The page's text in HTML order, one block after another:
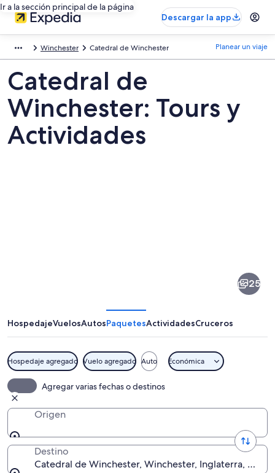
Ir a la sección principal de la página
Descargar la app
Winchester Catedral de Winchester Planear un viaje
Catedral de
Winchester: Tours y
Actividades
25
HospedajeVuelosAutosPaquetesActividadesCruceros
Hospedaje agregado Vuelo agregado Auto Económica
Agregar varias fechas o destinos
Origen
Destino
Catedral de Winchester, Winchester, Inglaterra,